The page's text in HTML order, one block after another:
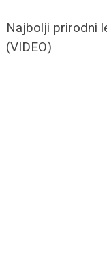
Najbolji prirodni
(VIDEO)